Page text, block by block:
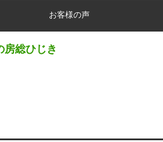
お客様の声
房総ひじき